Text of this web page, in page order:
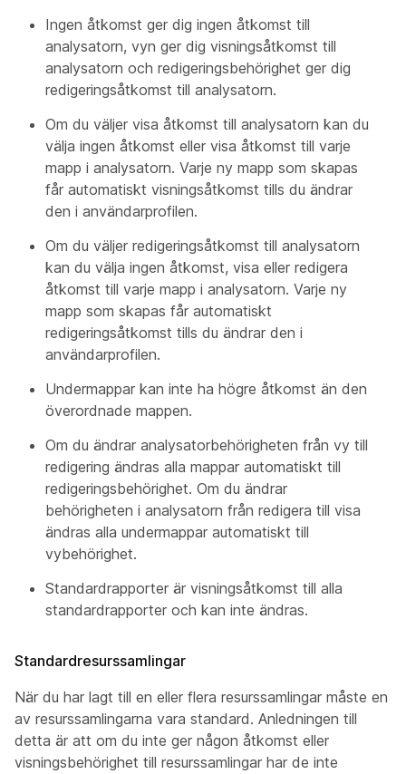
Ingen åtkomst ger dig ingen åtkomst till
analysatorn, vyn ger dig visningsåtkomst till
analysatorn och redigeringsbehörighet ger dig
redigeringsåtkomst till analysatorn.
Om du väljer visa åtkomst till analysatorn kan du
välja ingen åtkomst eller visa åtkomst till varje
mapp i analysatorn. Varje ny mapp som skapas
får automatiskt visningsåtkomst tills du ändrar
den i användarprofilen.
Om du väljer redigeringsåtkomst till analysatorn
kan du välja ingen åtkomst, visa eller redigera
åtkomst till varje mapp i analysatorn. Varje ny
mapp som skapas får automatiskt
redigeringsåtkomst tills du ändrar den i
användarprofilen.
Undermappar kan inte ha högre åtkomst än den
överordnade mappen.
Om du ändrar analysatorbehörigheten från vy till
redigering ändras alla mappar automatiskt till
redigeringsbehörighet. Om du ändrar
behörigheten i analysatorn från redigera till visa
ändras alla undermappar automatiskt till
vybehörighet.
Standardrapporter är visningsåtkomst till alla
standardrapporter och kan inte ändras.
Standardresurssamlingar
När du har lagt till en eller flera resurssamlingar måste en
av resurssamlingarna vara standard. Anledningen till
detta är att om du inte ger någon åtkomst eller
visningsbehörighet till resurssamlingar har de inte